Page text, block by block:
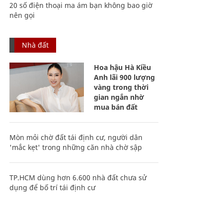
20 số điện thoại ma ám bạn không bao giờ
nên gọi
Nhà đất
Hoa hậu Hà Kiều
Anh lãi 900 lượng
vàng trong thời
gian ngắn nhờ
mua bán đất
Mòn mỏi chờ đất tái định cư, người dân
'mắc kẹt' trong những căn nhà chờ sập
TP.HCM dùng hơn 6.600 nhà đất chưa sử
dụng để bố trí tái định cư